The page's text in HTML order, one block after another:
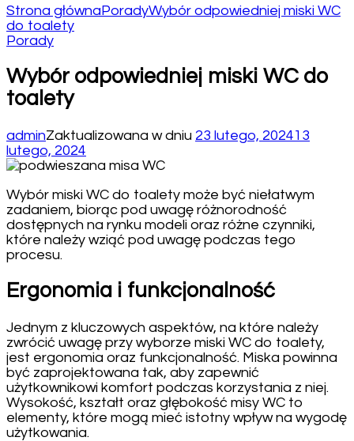
Strona głównaPoradyWybór odpowiedniej miski WC
do toalety
Porady
Wybór odpowiedniej miski WC do
toalety
adminZaktualizowana w dniu 23 lutego, 202413
lutego, 2024
Wybór miski WC do toalety może być niełatwym
zadaniem, biorąc pod uwagę różnorodność
dostępnych na rynku modeli oraz różne czynniki,
które należy wziąć pod uwagę podczas tego
procesu.
Ergonomia i funkcjonalność
Jednym z kluczowych aspektów, na które należy
zwrócić uwagę przy wyborze miski WC do toalety,
jest ergonomia oraz funkcjonalność. Miska powinna
być zaprojektowana tak, aby zapewnić
użytkownikowi komfort podczas korzystania z niej.
Wysokość, kształt oraz głębokość misy WC to
elementy, które mogą mieć istotny wpływ na wygodę
użytkowania.